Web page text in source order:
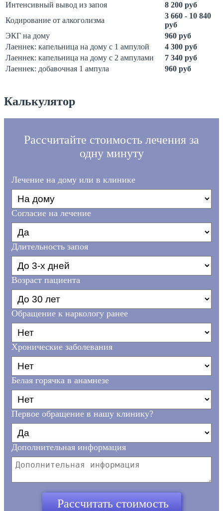
Интенсивный вывод из запоя
8 200 руб
Кодирование от алкоголизма
3 660 - 10 840
руб
ЭКГ на дому
960 руб
Лаеннек: капельница на дому с 1 ампулой
4 300 руб
Лаеннек: капельница на дому с 2 ампулами
7 340 руб
Лаеннек: добавочная 1 ампула
960 руб
Калькулятор
Рассчитайте стоимость лечения за
одну минуту
Лечение на дому или в клинике
Согласие на лечение
Длительность запоя
Возраст пациента
Обращение к наркологу ранее
Хронические заболевания
Белая горячка в анамнезе
Первое обращение в нашу клинику?
Дополнительная информация
Рассчитать стоимость